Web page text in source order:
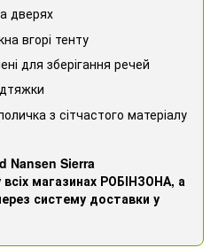
дверях
вгорі тенту
для зберігання речей
з сітчастого матеріалу
Nansen Sierra
магазинах РОБІНЗОНА, а
систему доставки у